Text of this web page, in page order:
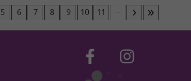
5 6 7 8 9 10 11